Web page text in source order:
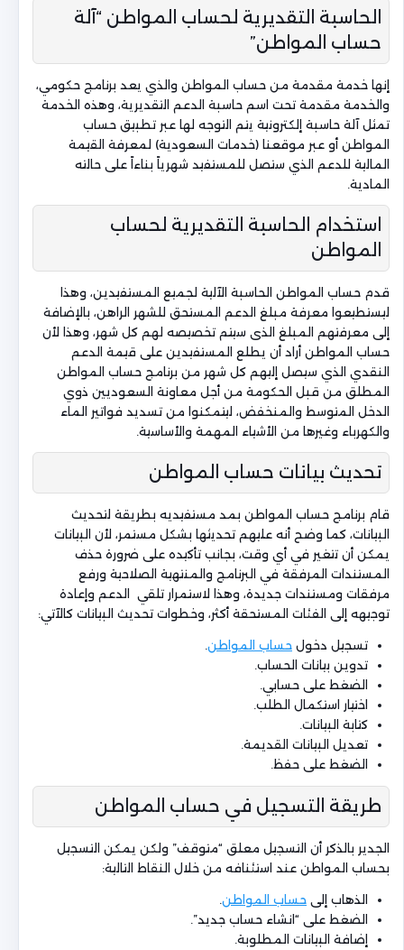
الحاسبة التقديرية لحساب المواطن “آلة
حساب المواطن”
إنها خدمة مقدمة من حساب المواطن والذي يعد برنامج حكومي،
والخدمة مقدمة تحت اسم حاسبة الدعم التقديرية، وهذه الخدمة
تمثل آلة حاسبة إلكترونية يتم التوجه لها عبر تطبيق حساب
المواطن أو عبر موقعنا (خدمات السعودية) لمعرفة القيمة
المالية للدعم الذي ستصل للمستفيد شهرياً بناءاً على حالته
المادية.
استخدام الحاسبة التقديرية لحساب
المواطن
قدم حساب المواطن الحاسبة الآلية لجميع المستفيدين، وهذا
ليستطيعوا معرفة مبلغ الدعم المستحق للشهر الراهن، بالإضافة
إلى معرفتهم المبلغ الذى سيتم تخصيصه لهم كل شهر، وهذا لأن
حساب المواطن أراد أن يطلع المستفيدين على قيمة الدعم
النقدي الذي سيصل إليهم كل شهر من برنامج حساب المواطن
المطلق من قبل الحكومة من أجل معاونة السعوديين ذوي
الدخل المتوسط والمنخفض، ليتمكنوا من تسديد فواتير الماء
والكهرباء وغيرها من الأشياء المهمة والأساسية.
تحديث بيانات حساب المواطن
قام برنامج حساب المواطن بمد مستفيديه بطريقة لتحديث
البيانات، كما وضح أنه عليهم تحديثها بشكل مستمر، لأن البيانات
يمكن أن تتغير في أي وقت، بجانب تأكيده على ضرورة حذف
المستندات المرفقة في البرنامج والمنتهية الصلاحية ورفع
مرفقات ومستندات جديدة، وهذا لاستمرار تلقي الدعم وإعادة
توجيهه إلى الفئات المستحقة أكثر، وخطوات تحديث البيانات كالآتي:
تسجيل دخول حساب المواطن.
تدوين بيانات الحساب.
الضغط على حسابي.
اختيار استكمال الطلب.
كتابة البيانات.
تعديل البيانات القديمة.
الضغط على حفظ.
طريقة التسجيل في حساب المواطن
الجدير بالذكر أن التسجيل معلق “متوقف” ولكن يمكن التسجيل
بحساب المواطن عند استئنافه من خلال النقاط التالية:
الذهاب إلى حساب المواطن.
الضغط على “انشاء حساب جديد”.
إضافة البيانات المطلوبة.